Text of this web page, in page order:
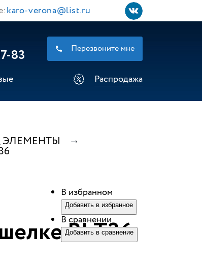
karo-verona@list.ru
83
Перезвоните мне
Распродажа
ЭЛЕМЕНТЫ
BLТ36
В избранном
Добавить в избранное
В сравнении
Добавить в сравнение